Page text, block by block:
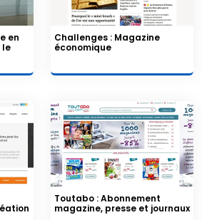
en
le
Challenges : Magazine
économique
Toutabo : Abonnement
magazine, presse et journaux